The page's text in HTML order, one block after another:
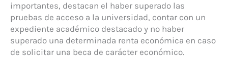
importantes, destacan el haber superado las
pruebas de acceso a la universidad, contar con un
expediente académico destacado y no haber
superado una determinada renta económica en caso
de solicitar una beca de carácter económico.